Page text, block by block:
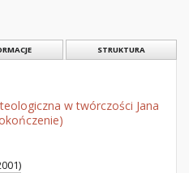
STRUKTURA
w twórczości Jana